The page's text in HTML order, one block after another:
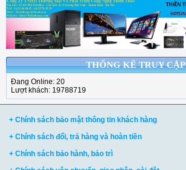
THỐNG KÊ TRUY CẬP
Đang Online: 20
Lượt khách: 19788719
+ Chính sách bảo mật thông tin khách hàng
+ Chính sách đổi, trả hàng và hoàn tiền
+ Chính sách bảo hành, bảo trì